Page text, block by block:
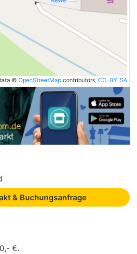
© OpenStreetMap contributors, CC-BY-SA
& Buchungsanfrage
€.